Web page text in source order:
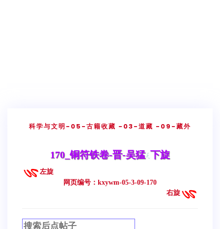
科学与文明-05-古籍收藏 -03-道藏 -09-藏外
170_铜符铁卷-晋-吴猛 下旋
左旋
网页编号：kxywm-05-3-09-170
右旋